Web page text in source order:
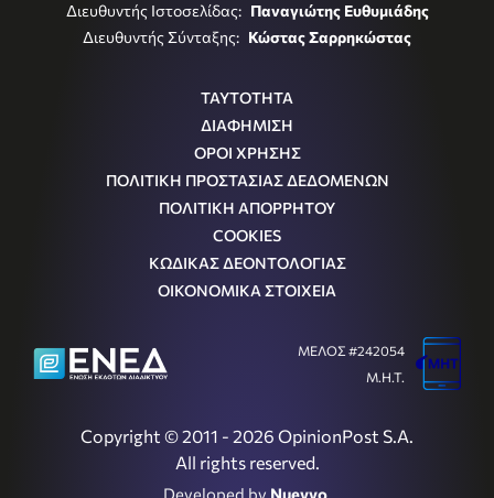
Διευθυντής Ιστοσελίδας: Παναγιώτης Ευθυμιάδης
Διευθυντής Σύνταξης: Κώστας Σαρρηκώστας
ΤΑΥΤΟΤΗΤΑ
ΔΙΑΦΗΜΙΣΗ
ΟΡΟΙ ΧΡΗΣΗΣ
ΠΟΛΙΤΙΚΗ ΠΡΟΣΤΑΣΙΑΣ ΔΕΔΟΜΕΝΩΝ
ΠΟΛΙΤΙΚΗ ΑΠΟΡΡΗΤΟΥ
COOKIES
ΚΩΔΙΚΑΣ ΔΕΟΝΤΟΛΟΓΙΑΣ
ΟΙΚΟΝΟΜΙΚΑ ΣΤΟΙΧΕΙΑ
Copyright © 2011 - 2026 OpinionPost S.A.
All rights reserved.
Developed by Nuevvo
ΜΕΛΟΣ #242054
Μ.Η.Τ.